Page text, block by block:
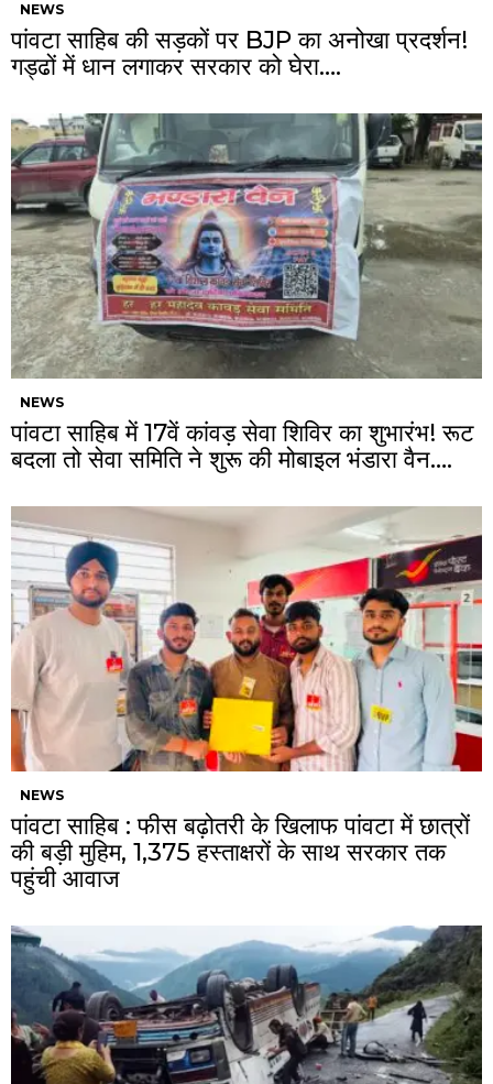
NEWS
पांवटा साहिब की सड़कों पर BJP का अनोखा प्रदर्शन!
गड्ढों में धान लगाकर सरकार को घेरा….
NEWS
पांवटा साहिब में 17वें कांवड़ सेवा शिविर का शुभारंभ! रूट
बदला तो सेवा समिति ने शुरू की मोबाइल भंडारा वैन….
NEWS
पांवटा साहिब : फीस बढ़ोतरी के खिलाफ पांवटा में छात्रों
की बड़ी मुहिम, 1,375 हस्ताक्षरों के साथ सरकार तक
पहुंची आवाज